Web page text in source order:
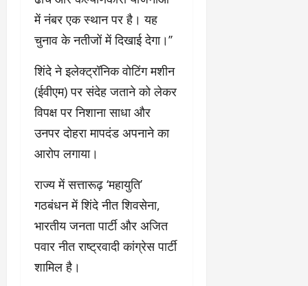
में नंबर एक स्थान पर है। यह
चुनाव के नतीजों में दिखाई देगा।’’
शिंदे ने इलेक्ट्रॉनिक वोटिंग मशीन
(ईवीएम) पर संदेह जताने को लेकर
विपक्ष पर निशाना साधा और
उनपर दोहरा मापदंड अपनाने का
आरोप लगाया।
राज्य में सत्तारूढ़ ‘महायुति’
गठबंधन में शिंदे नीत शिवसेना,
भारतीय जनता पार्टी और अजित
पवार नीत राष्ट्रवादी कांग्रेस पार्टी
शामिल है।